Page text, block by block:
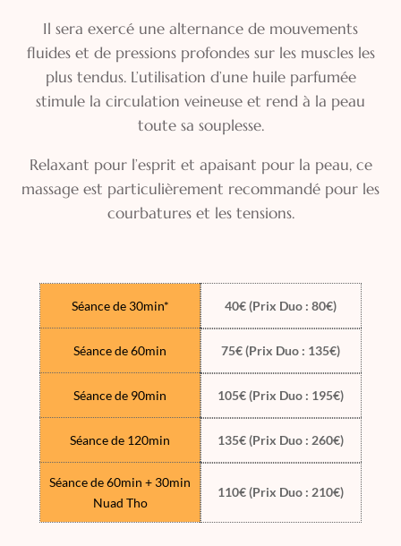
Il sera exercé une alternance de mouvements
fluides et de pressions profondes sur les muscles les
plus tendus. L’utilisation d’une huile parfumée
stimule la circulation veineuse et rend à la peau
toute sa souplesse.
Relaxant pour l’esprit et apaisant pour la peau, ce
massage est particulièrement recommandé pour les
courbatures et les tensions.
Séance de 30min*
Séance de 60min
Séance de 90min
Séance de 120min
Séance de 60min + 30min
Nuad Tho
40€ (Prix Duo : 80€)
75€ (Prix Duo : 135€)
105€ (Prix Duo : 195€)
135€ (Prix Duo : 260€)
110€ (Prix Duo : 210€)